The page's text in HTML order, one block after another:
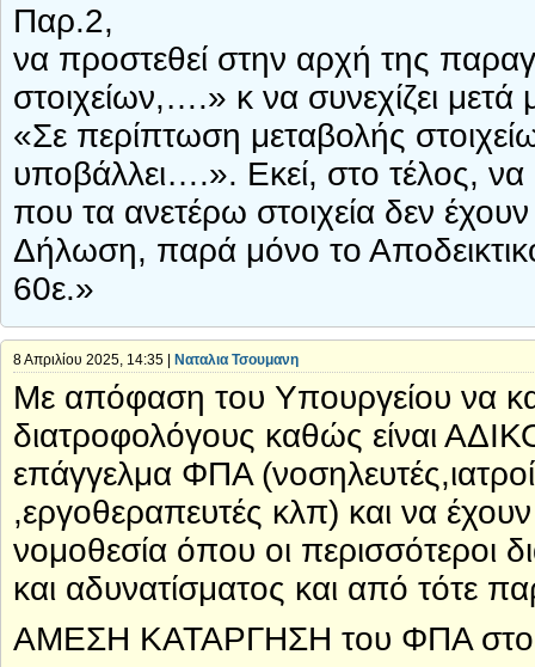
Παρ.2,
να προστεθεί στην αρχή της
στοιχείων,….» κ να συνεχίζει
«Σε περίπτωση μεταβολής
υποβάλλει….». Εκεί, στο τέλος,
που τα ανετέρω στοιχεία δεν
Δήλωση, παρά μόνο το
60ε.»
8 Απριλίου 2025, 14:35 | Ναταλια Τσουμανη
Με απόφαση του Υπουργείου να
διατροφολόγους καθώς είναι
επάγγελμα ΦΠΑ
,εργοθεραπευτές κλπ) και να έχουν
νομοθεσία όπου οι περισσότεροι
και αδυνατίσματος και από τότε
ΑΜΕΣΗ ΚΑΤΑΡΓΗΣΗ του ΦΠΑ